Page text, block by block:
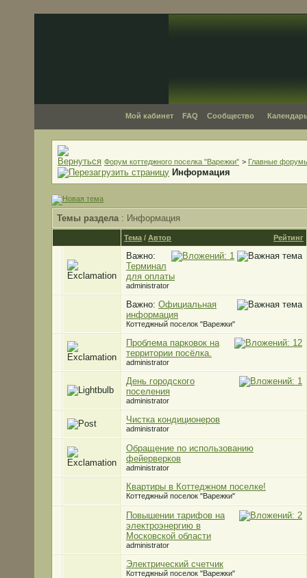
Мой кабинет FAQ Сообщество
Форум коттеджного поселка "Варежки" > Главные
Информация
Темы раздела: Информация
Рейтинг
Тема / Автор
Важно:
Терминал
для оплаты
administrator
Важно: Официальная
информация
Коттеджный поселок "Варежки"
Проблема парковок на
территории посёлка.
administrator
День городского
поселения
administrator
Чистка кондиционеров
administrator
Обращение по использованию
фейерверков
administrator
Квартиры в Коттеджном поселке!
Коттеджный поселок "Варежки"
Повышении тарифов на
электроэнергию в
Московской области
administrator
Электрический счетчик
Коттеджный поселок "Варежки"